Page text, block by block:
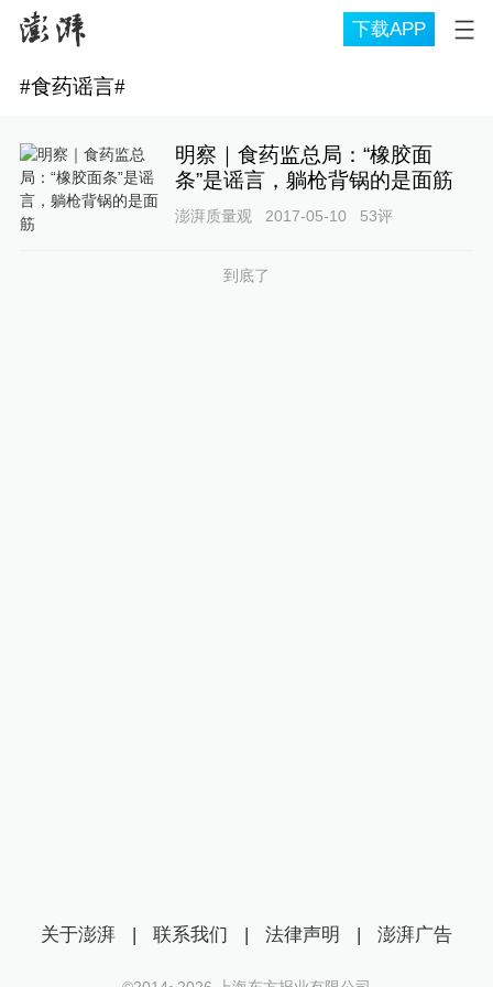
下载APP
#食药谣言#
明察｜食药监总局：“橡胶面
条”是谣言，躺枪背锅的是面筋
澎湃质量观 2017-05-10 53评
到底了
关于澎湃 | 联系我们 | 法律声明 | 澎湃广告